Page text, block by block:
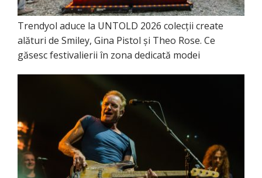
Trendyol aduce la UNTOLD 2026 colecții create
alături de Smiley, Gina Pistol și Theo Rose. Ce
găsesc festivalierii în zona dedicată modei